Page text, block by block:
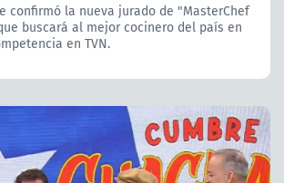
confirmó la nueva jurado de "MasterChef
buscará al mejor cocinero del país en
en TVN.